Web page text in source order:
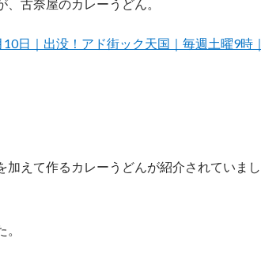
古奈屋のカレーうどん。
日｜出没！アド街ック天国｜毎週土曜9時｜
えて作るカレーうどんが紹介されていまし